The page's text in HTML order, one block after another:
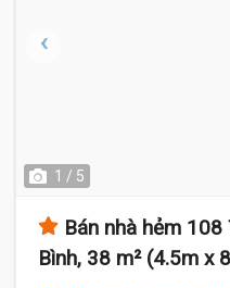
1 / 5
Bán nhà hẻm 108
Bình, 38 m² (4.5m x